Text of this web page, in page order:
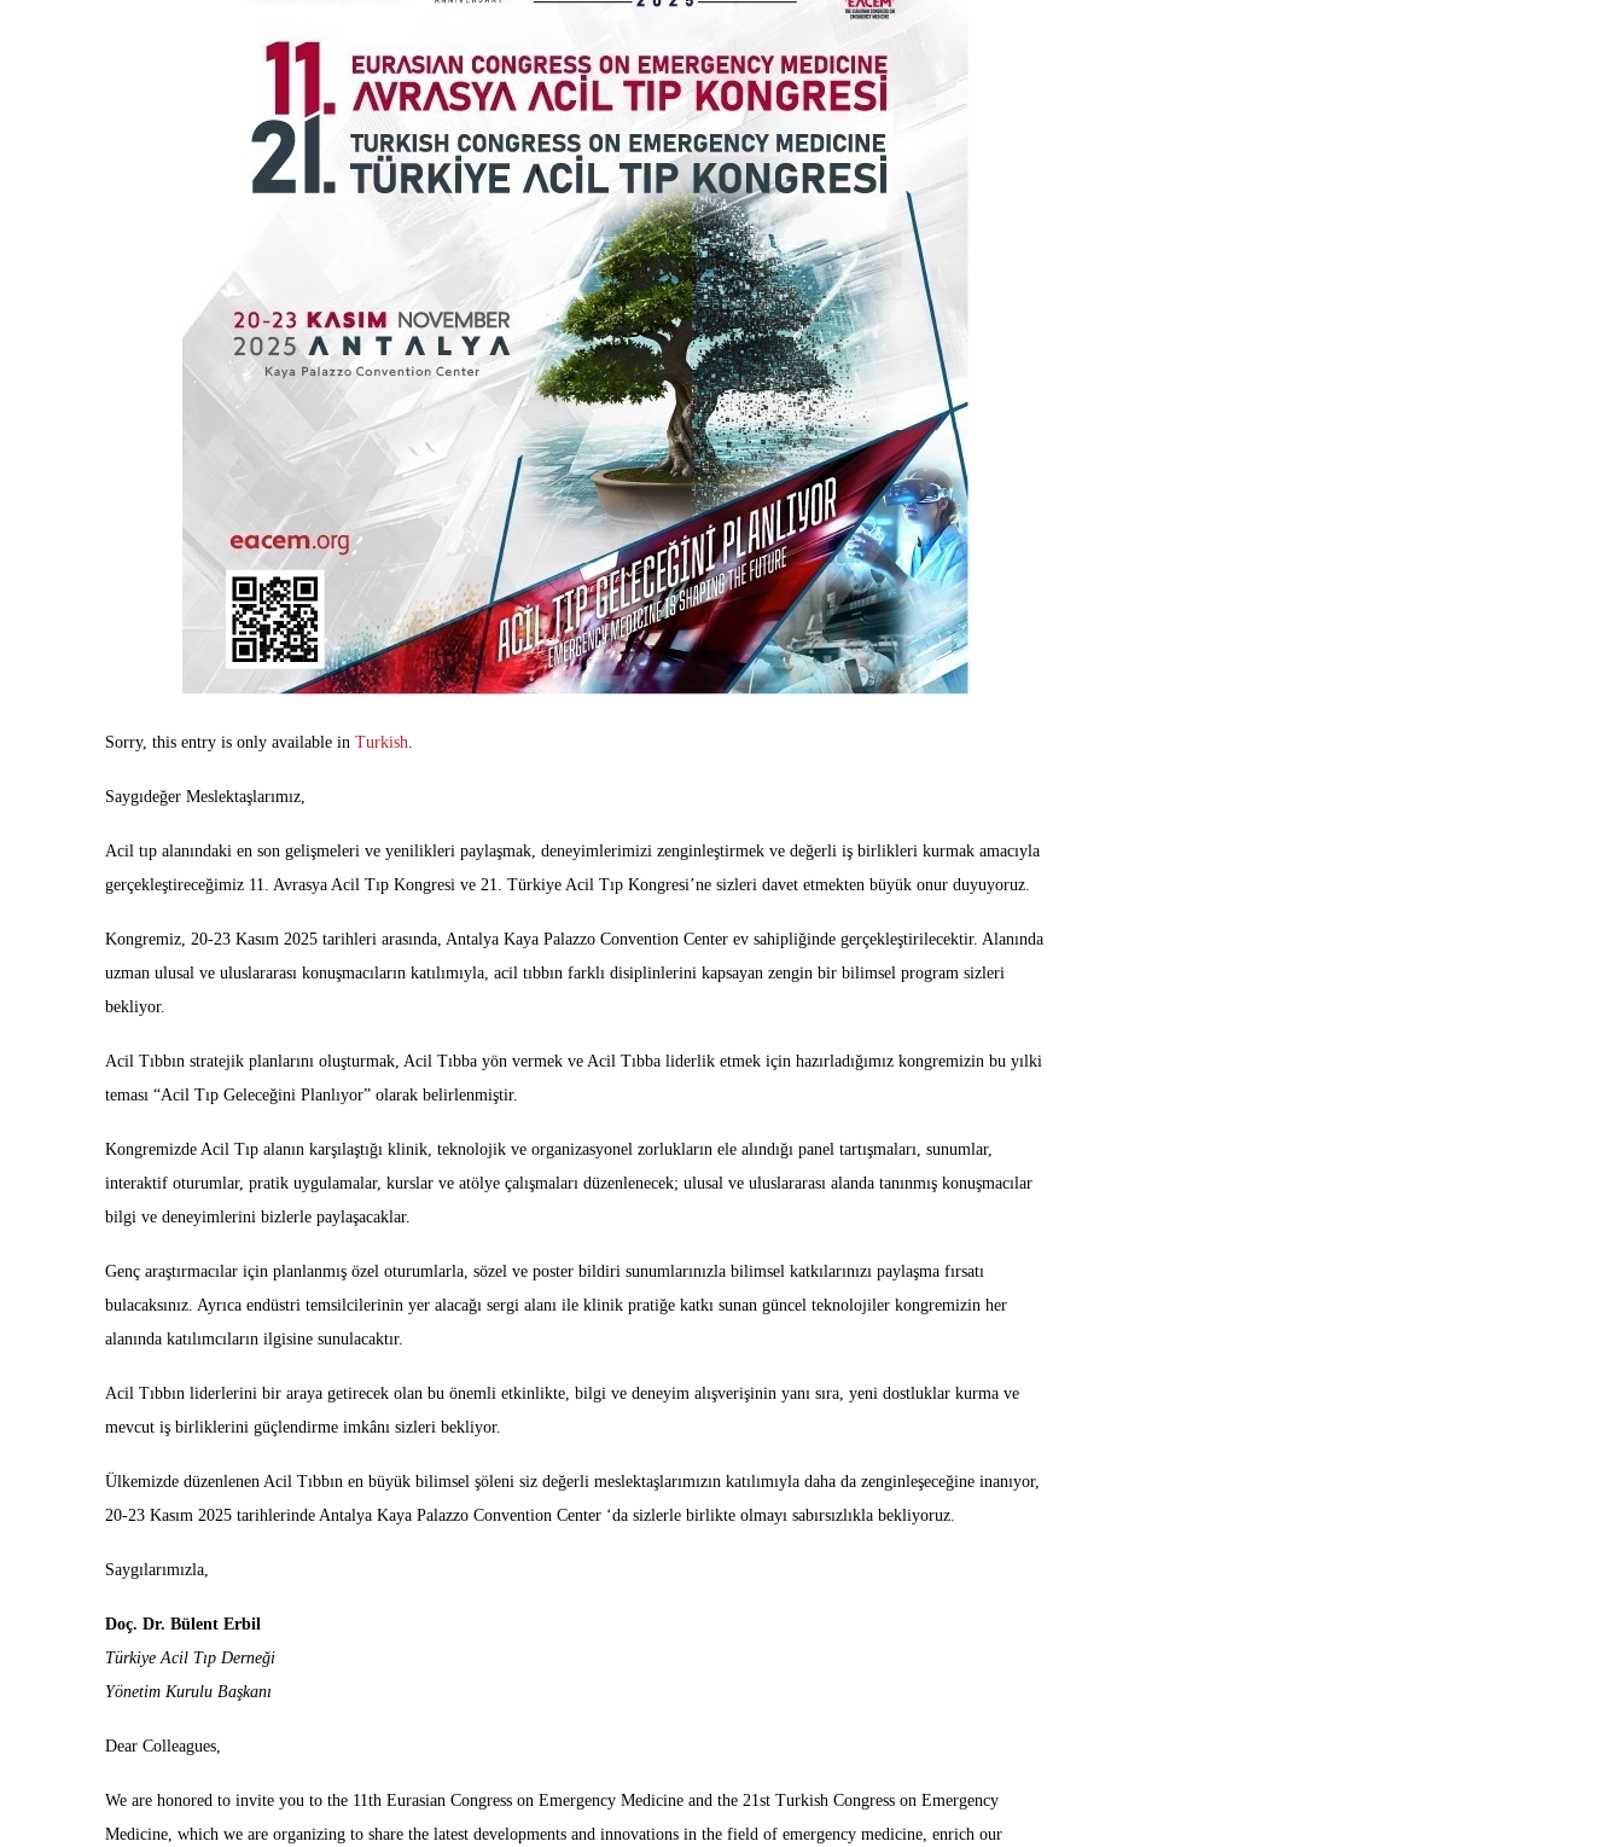
Sorry, this entry is only available in Turkish.
Saygıdeğer Meslektaşlarımız,
Acil tıp alanındaki en son gelişmeleri ve yenilikleri paylaşmak, deneyimlerimizi zenginleştirmek ve değerli iş birlikleri kurmak amacıyla
gerçekleştireceğimiz 11. Avrasya Acil Tıp Kongresi ve 21. Türkiye Acil Tıp Kongresi’ne sizleri davet etmekten büyük onur duyuyoruz.
Kongremiz, 20-23 Kasım 2025 tarihleri arasında, Antalya Kaya Palazzo Convention Center ev sahipliğinde gerçekleştirilecektir. Alanında
uzman ulusal ve uluslararası konuşmacıların katılımıyla, acil tıbbın farklı disiplinlerini kapsayan zengin bir bilimsel program sizleri
bekliyor.
Acil Tıbbın stratejik planlarını oluşturmak, Acil Tıbba yön vermek ve Acil Tıbba liderlik etmek için hazırladığımız kongremizin bu yılki
teması “Acil Tıp Geleceğini Planlıyor” olarak belirlenmiştir.
Kongremizde Acil Tıp alanın karşılaştığı klinik, teknolojik ve organizasyonel zorlukların ele alındığı panel tartışmaları, sunumlar,
interaktif oturumlar, pratik uygulamalar, kurslar ve atölye çalışmaları düzenlenecek; ulusal ve uluslararası alanda tanınmış konuşmacılar
bilgi ve deneyimlerini bizlerle paylaşacaklar.
Genç araştırmacılar için planlanmış özel oturumlarla, sözel ve poster bildiri sunumlarınızla bilimsel katkılarınızı paylaşma fırsatı
bulacaksınız. Ayrıca endüstri temsilcilerinin yer alacağı sergi alanı ile klinik pratiğe katkı sunan güncel teknolojiler kongremizin her
alanında katılımcıların ilgisine sunulacaktır.
Acil Tıbbın liderlerini bir araya getirecek olan bu önemli etkinlikte, bilgi ve deneyim alışverişinin yanı sıra, yeni dostluklar kurma ve
mevcut iş birliklerini güçlendirme imkânı sizleri bekliyor.
Ülkemizde düzenlenen Acil Tıbbın en büyük bilimsel şöleni siz değerli meslektaşlarımızın katılımıyla daha da zenginleşeceğine inanıyor,
20-23 Kasım 2025 tarihlerinde Antalya Kaya Palazzo Convention Center ‘da sizlerle birlikte olmayı sabırsızlıkla bekliyoruz.
Saygılarımızla,
Doç. Dr. Bülent Erbil
Türkiye Acil Tıp Derneği
Yönetim Kurulu Başkanı
Dear Colleagues,
We are honored to invite you to the 11th Eurasian Congress on Emergency Medicine and the 21st Turkish Congress on Emergency
Medicine, which we are organizing to share the latest developments and innovations in the field of emergency medicine, enrich our